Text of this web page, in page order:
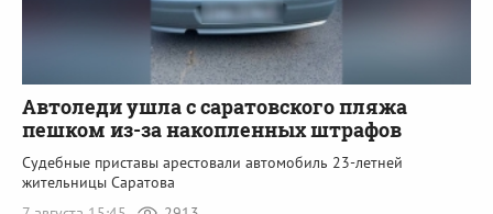
Автоледи ушла с саратовского пляжа
пешком из-за накопленных штрафов
Судебные приставы арестовали автомобиль 23-летней
жительницы Саратова